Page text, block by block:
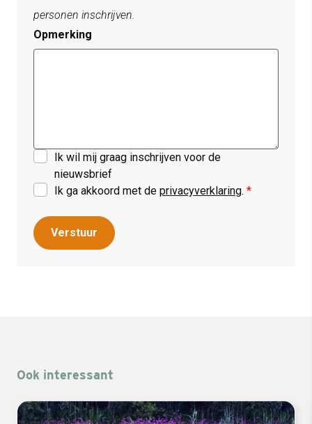
personen inschrijven.
Opmerking
Ik wil mij graag inschrijven voor de
nieuwsbrief
Ik ga akkoord met de privacyverklaring.
Ook interessant